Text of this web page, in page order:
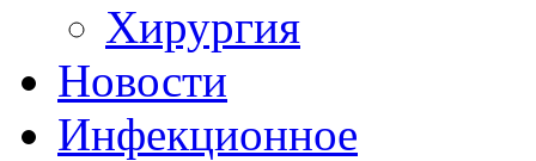
Хирургия
Новости
Инфекционное